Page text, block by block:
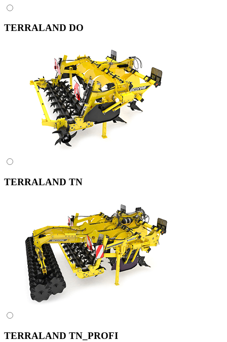
TERRALAND DO
TERRALAND TN
TERRALAND TN_PROFI